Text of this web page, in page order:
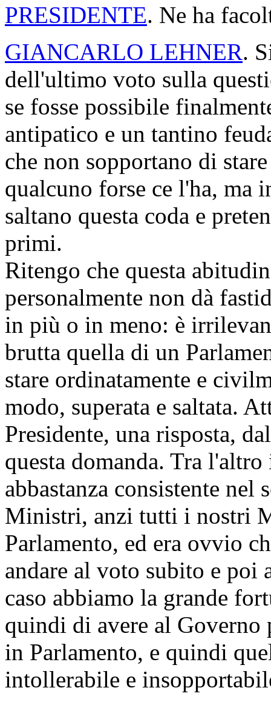
PRESIDENTE. Ne ha
GIANCARLO LEHNER.
dell'ultimo voto sulla
se fosse possibile
antipatico e un tantino
che non sopportano di
qualcuno forse ce l'ha, ma
saltano questa coda e
primi.
Ritengo che questa
personalmente non dà
in più o in meno: è
brutta quella di un
stare ordinatamente e
modo, superata e saltata.
Presidente, una risposta,
questa domanda. Tra
abbastanza consistente nel
Ministri, anzi tutti i nostri
Parlamento, ed era ovvio
andare al voto subito e poi
caso abbiamo la grande
quindi di avere al Governo
in Parlamento, e quindi
intollerabile e